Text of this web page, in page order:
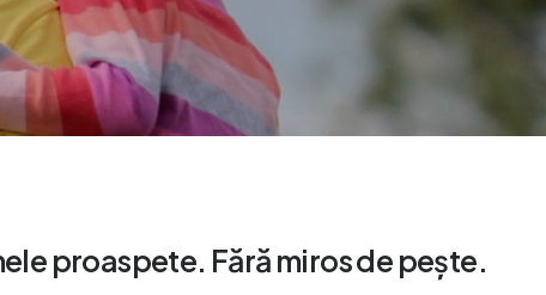
proaspete. Fără miros de pește.